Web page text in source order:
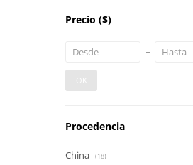
Precio ($)
OK
Procedencia
China (18)